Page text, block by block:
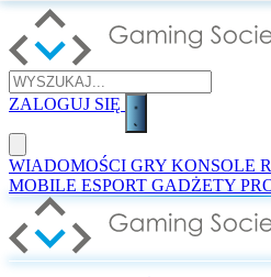
ZALOGUJ SIĘ
WIADOMOŚCI GRY KONSOLE
MOBILE ESPORT GADŻETY